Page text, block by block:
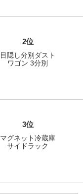
2位
目隠し分別ダスト
ワゴン 3分別
3位
マグネット冷蔵庫
サイドラック